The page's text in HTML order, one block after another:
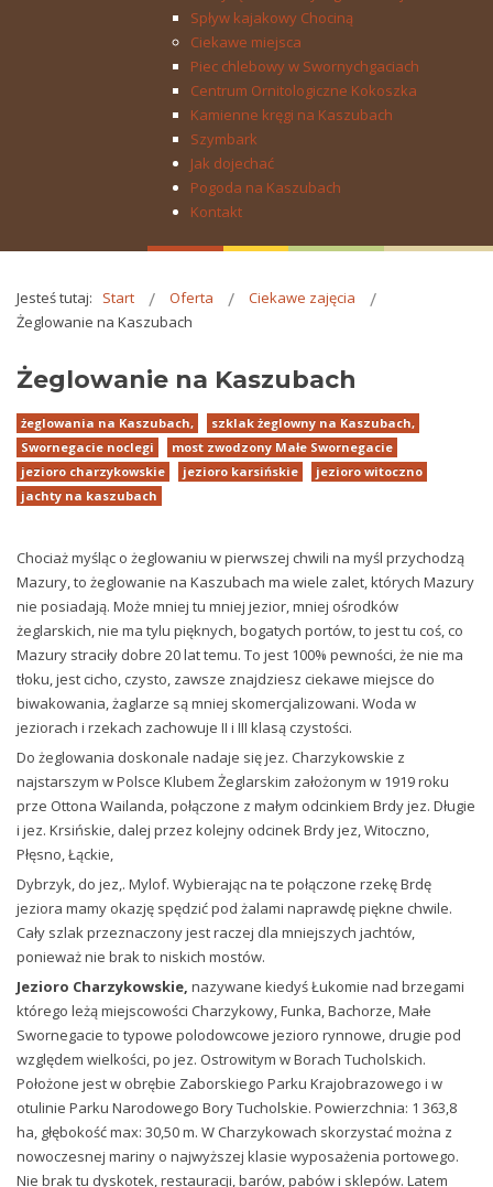
Spływ kajakowy Chociną
Ciekawe miejsca
Piec chlebowy w Swornychgaciach
Centrum Ornitologiczne Kokoszka
Kamienne kręgi na Kaszubach
Szymbark
Jak dojechać
Pogoda na Kaszubach
Kontakt
Jesteś tutaj: Start Oferta
Ciekawe zajęcia
Żeglowanie na Kaszubach
Żeglowanie na Kaszubach
żeglowania na Kaszubach,
szklak żeglowny na Kaszubach,
Swornegacie noclegi
most zwodzony Małe Swornegacie
jezioro charzykowskie
jezioro karsińskie
jezioro witoczno
jachty na kaszubach
Chociaż myśląc o żeglowaniu w pierwszej chwili na myśl przychodzą
Mazury, to żeglowanie na Kaszubach ma wiele zalet, których Mazury
nie posiadają. Może mniej tu mniej jezior, mniej ośrodków
żeglarskich, nie ma tylu pięknych, bogatych portów, to jest tu coś, co
Mazury straciły dobre 20 lat temu. To jest 100% pewności, że nie ma
tłoku, jest cicho, czysto, zawsze znajdziesz ciekawe miejsce do
biwakowania, żaglarze są mniej skomercjalizowani. Woda w
jeziorach i rzekach zachowuje II i III klasą czystości.
Do żeglowania doskonale nadaje się jez. Charzykowskie z
najstarszym w Polsce Klubem Żeglarskim założonym w 1919 roku
prze Ottona Wailanda, połączone z małym odcinkiem Brdy jez. Długie
i jez. Krsińskie, dalej przez kolejny odcinek Brdy jez, Witoczno,
Płęsno, Łąckie,
Dybrzyk, do jez,. Mylof. Wybierając na te połączone rzekę Brdę
jeziora mamy okazję spędzić pod żalami naprawdę piękne chwile.
Cały szlak przeznaczony jest raczej dla mniejszych jachtów,
ponieważ nie brak to niskich mostów.
Jezioro Charzykowskie, nazywane kiedyśŁukomie nad brzegami
którego leżą miejscowości Charzykowy, Funka, Bachorze, Małe
Swornegacie to typowe polodowcowe jezioro rynnowe, drugie pod
względem wielkości, po jez. Ostrowitym w Borach Tucholskich.
Położone jest w obrębie Zaborskiego Parku Krajobrazowego i w
otulinie Parku Narodowego Bory Tucholskie. Powierzchnia: 1 363,8
ha, głębokość max: 30,50 m. W Charzykowach skorzystać można z
nowoczesnej mariny o najwyższej klasie wyposażenia portowego.
Nie brak tu dyskotek, restauracji, barów, pabów i sklepów. Latem